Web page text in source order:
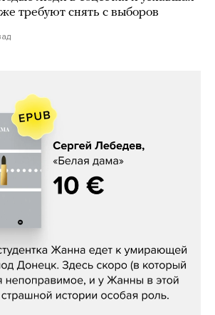
требуют снять с выборов
«Белая дама»